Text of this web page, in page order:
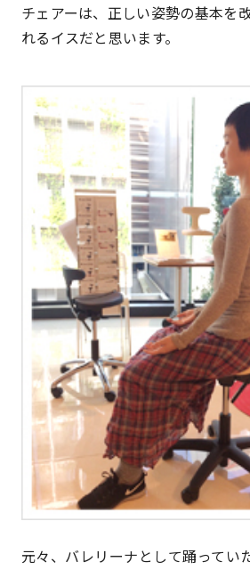
チェアーは、正しい姿勢の基本を
れるイスだと思います。
元々、バレリーナとして踊ってい